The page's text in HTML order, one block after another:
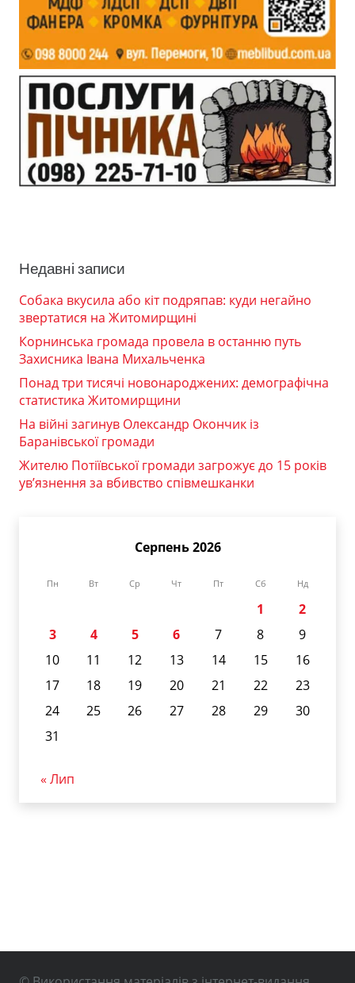
Недавні записи
Собака вкусила або кіт подряпав: куди негайно
звертатися на Житомирщині
Корнинська громада провела в останню путь
Захисника Івана Михальченка
Понад три тисячі новонароджених: демографічна
статистика Житомирщини
На війні загинув Олександр Окончик із
Баранівської громади
Жителю Потіївської громади загрожує до 15 років
ув’язнення за вбивство співмешканки
Серпень 2026
Пн Вт Ср Чт Пт Сб Нд
1
2
3
4 5 6 7 8
9
10
11 12 13 14 15
16
17
18 19 20 21 22
23
24
25 26 27 28 29
30
31
« Лип